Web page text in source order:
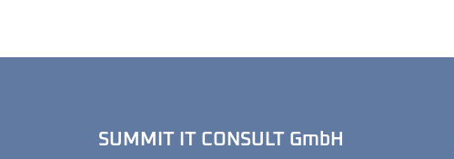
SUMMIT IT CONSULT GmbH